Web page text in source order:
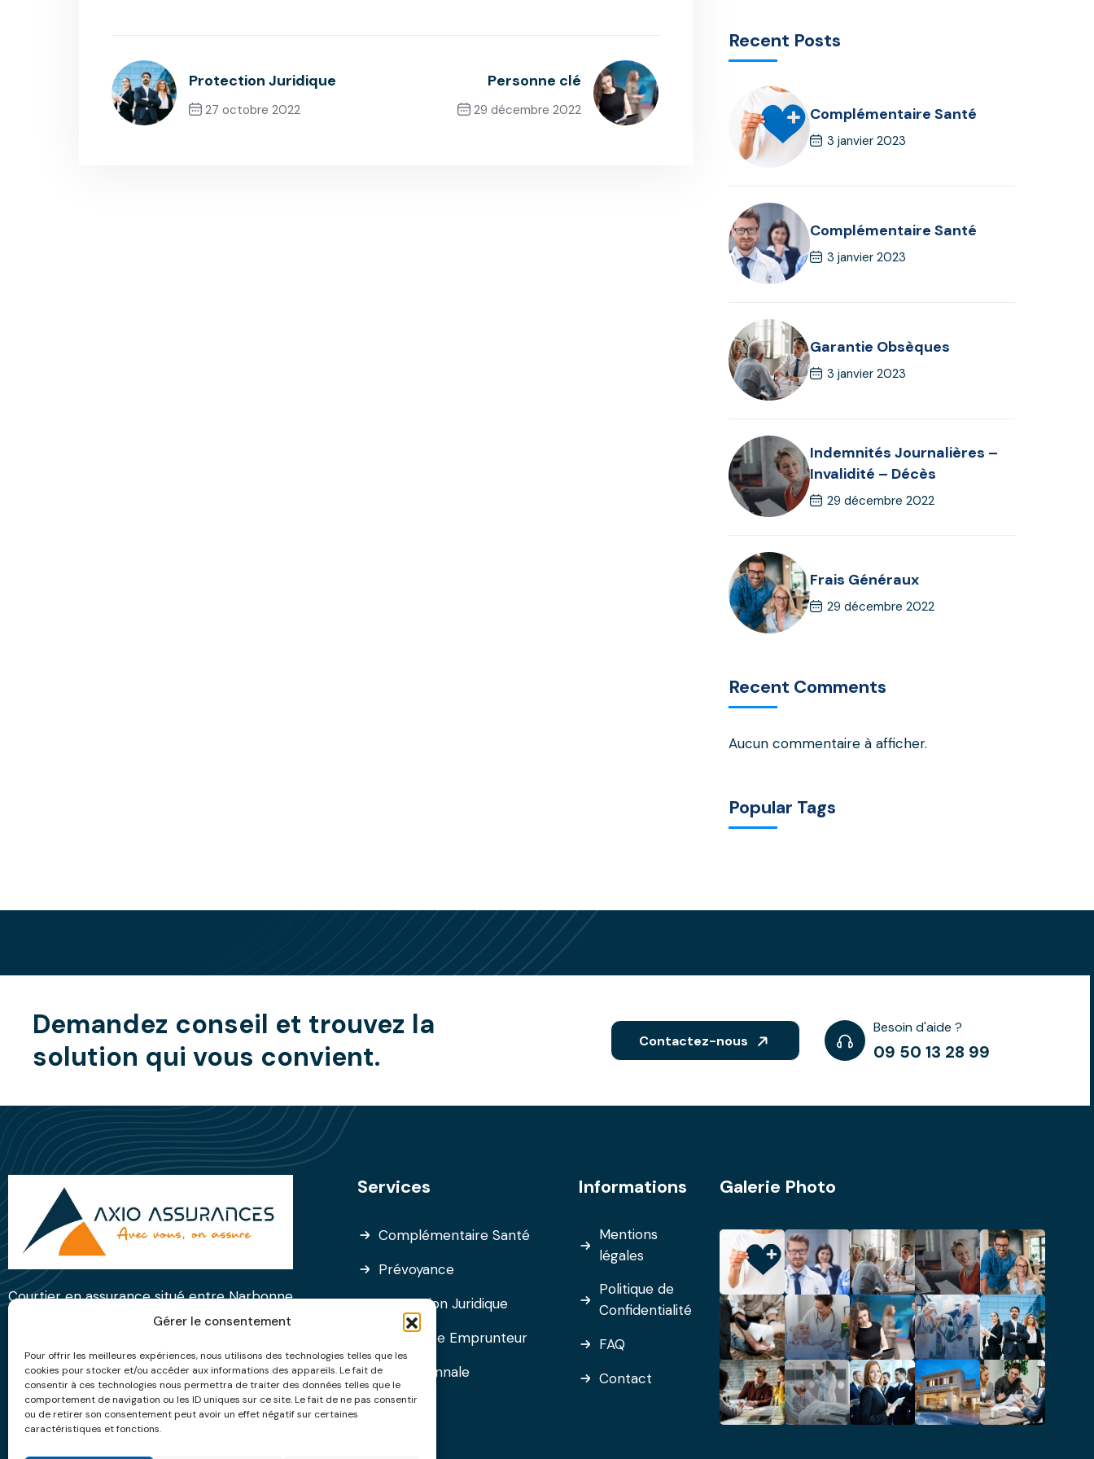
Gérer le consentement
Pour offrir les meilleures expériences, nous utilisons des technologies telles que les
cookies pour stocker et/ou accéder aux informations des appareils. Le fait de
consentir à ces technologies nous permettra de traiter des données telles que le
comportement de navigation ou les ID uniques sur ce site. Le fait de ne pas consentir
ou de retirer son consentement peut avoir un effet négatif sur certaines
caractéristiques et fonctions.
Protection Juridique
27 octobre 2022
Personne clé
29 décembre 2022
Recent Posts
Complémentaire Santé
3 janvier 2023
Complémentaire Santé
3 janvier 2023
Garantie Obsèques
3 janvier 2023
Indemnités Journalières –
Invalidité – Décès
29 décembre 2022
Frais Généraux
29 décembre 2022
Recent Comments
Aucun commentaire à afficher.
Popular Tags
Demandez conseil et trouvez la
solution qui vous convient.
Contactez-nous
Besoin d'aide ?
09 50 13 28 99
Courtier en assurance situé entre Narbonne
et le Minervois, nous sommes le lien entre
Services
Complémentaire Santé
Prévoyance
Protection Juridique
Assurance Emprunteur
RC Décennale
Informations
Mentions
légales
Politique de
Confidentialité
FAQ
Contact
Galerie Photo